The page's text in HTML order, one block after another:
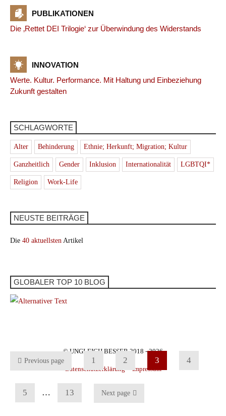
PUBLIKATIONEN
Die ‚Rettet DEI Trilogie‘ zur Überwindung des Widerstands
INNOVATION
Werte. Kultur. Performance. Mit Haltung und Einbeziehung
Zukunft gestalten
SCHLAGWORTE
Alter Behinderung Ethnie; Herkunft; Migration; Kultur
Ganzheitlich Gender Inklusion Internationalität LGBTQI*
Religion Work-Life
NEUSTE BEITRÄGE
Die 40 aktuellsten Artikel
GLOBALER TOP 10 BLOG
Previous page 1 2 3 4
5 … 13 Next page
© UNGLEICH BESSER 2018 - 2026
Datenschutzerklärung Impressum